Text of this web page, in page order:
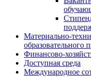
Материально-
образовательного
Финансово-
Доступная среда
Международное